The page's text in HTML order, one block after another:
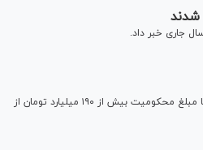
نایب رئیس هیئت امنای ستاد دیه استان اردبیل از آزادی ۷۱ نفر محکوم مالی جرایم غیرعمد با مبلغ محکومیت بیش از ۱۹۰ میلیارد تومان از